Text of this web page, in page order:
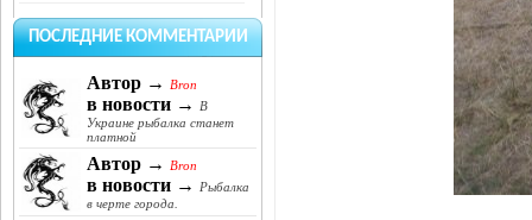
ПОСЛЕДНИЕ КОММЕНТАРИИ
Автор → Bron
в новости →
В
Украине рыбалка станет
платной
Автор → Bron
в новости →
Рыбалка
в черте города.